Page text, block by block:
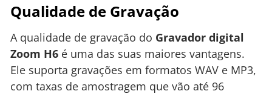
Qualidade de Gravação
A qualidade de gravação do Gravador digital
Zoom H6 é uma das suas maiores vantagens.
Ele suporta gravações em formatos WAV e MP3,
com taxas de amostragem que vão até 96